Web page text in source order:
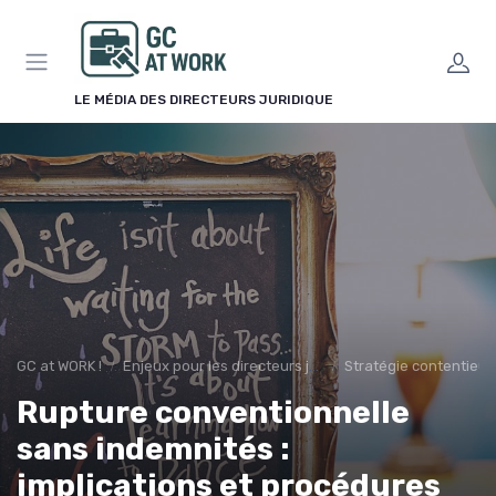
LE MÉDIA DES DIRECTEURS JURIDIQUE
GC at WORK ! Enjeux pour les directeurs juridiques Stratégie
Rupture conventionnelle
sans indemnités :
implications et procédures